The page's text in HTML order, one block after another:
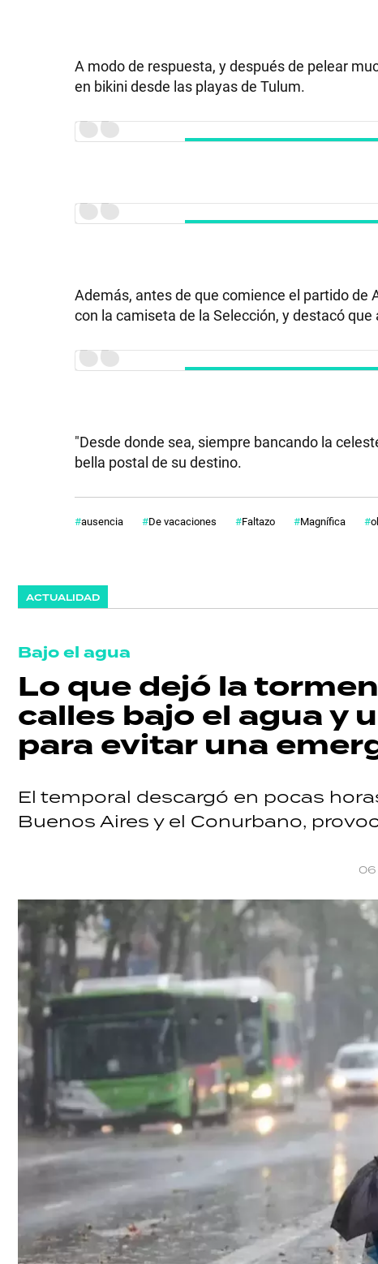
A modo de respuesta, y después de pelear
en bikini desde las playas de Tulum.
Además, antes de que comience el partido
con la camiseta de la Selección, y destacó
"Desde donde sea, siempre bancando la
bella postal de su destino.
ausencia De vacaciones Faltazo Magnífica
ACTUALIDAD
Bajo el agua
Lo que dejó la
calles bajo el agua y
para evitar una
El temporal descargó en pocas
Buenos Aires y el Conurbano,
06
POLICIALES
ECONOMÍA
GRAN
SALUD
DEPORTES
TECNOLOGÍA